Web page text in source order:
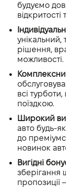
будуємо
відкритості
рішення,
можливості.
всі
поїздкою.
Широкий
авто будь-
до
новинок
Вигідні
зберігання
пропозиції